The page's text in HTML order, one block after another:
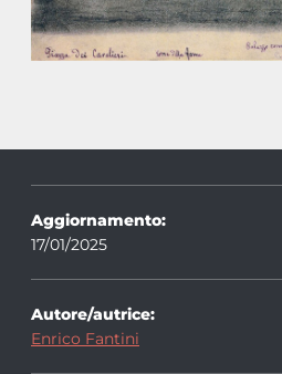
Aggiornamento:
17/01/2025
Autore/autrice:
Enrico Fantini